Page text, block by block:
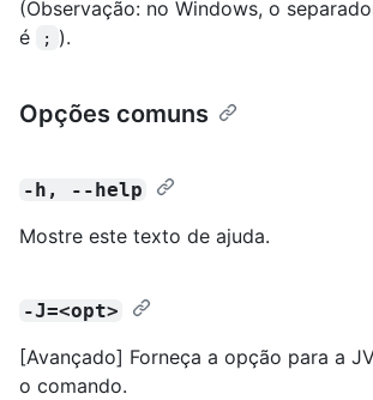
(Observação: no Windows, o
é
; ).
Opções comuns
-h, --help
Mostre este texto de ajuda.
-J=<opt>
[Avançado] Forneça a opção para a
o comando.